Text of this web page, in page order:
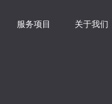
服务项目 关于我们